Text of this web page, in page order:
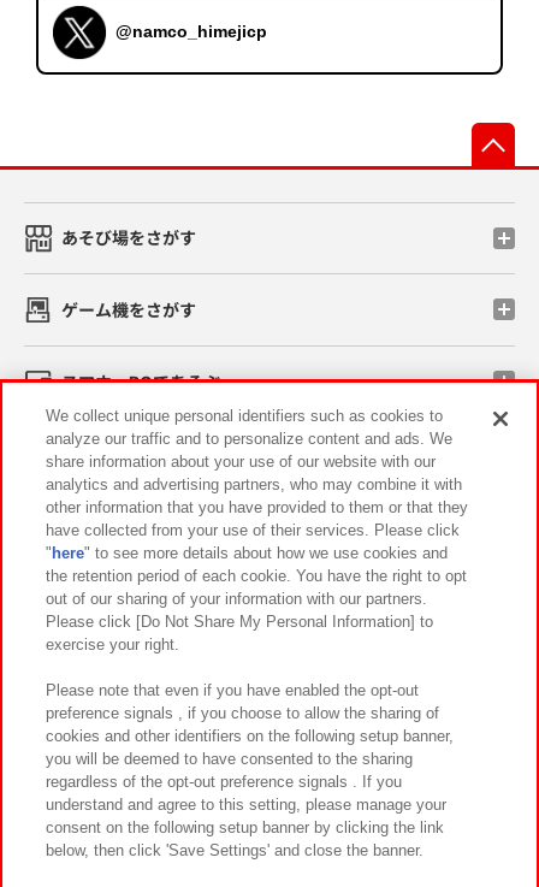
@namco_himejicp
あそび場をさがす
ゲーム機をさがす
スマホ・PCであそぶ
イベント・キャンペーン
関連会社 サステナビリティ サイトポリシー
プライバシーポリシー ウェブアクセシビリティ方針と検証結果
お取引先さまとともに
カスタマーハラスメント対応方針 よくあるご質問・お問い合わせ
©Bandai Namco Amusement Inc.
We collect unique personal identifiers such as cookies to
analyze our traffic and to personalize content and ads. We
share information about your use of our website with our
analytics and advertising partners, who may combine it with
other information that you have provided to them or that they
have collected from your use of their services. Please click
" here" to see more details about how we use cookies and
the retention period of each cookie. You have the right to opt
out of our sharing of your information with our partners.
Please click [Do Not Share My Personal Information] to
exercise your right.
Please note that even if you have enabled the opt-out
preference signals , if you choose to allow the sharing of
cookies and other identifiers on the following setup banner,
you will be deemed to have consented to the sharing
regardless of the opt-out preference signals . If you
understand and agree to this setting, please manage your
consent on the following setup banner by clicking the link
below, then click 'Save Settings' and close the banner.